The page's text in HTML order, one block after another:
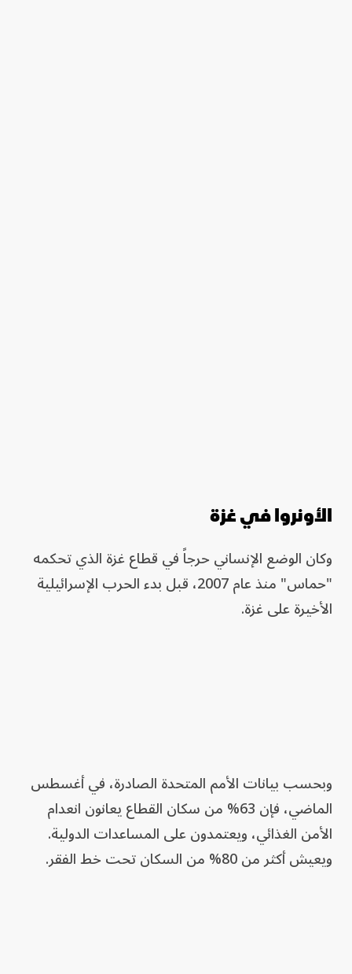
الأونروا في غزة
وكان الوضع الإنساني حرجاً في قطاع غزة الذي تحكمه
"حماس" منذ عام 2007، قبل بدء الحرب الإسرائيلية
الأخيرة على غزة.
وبحسب بيانات الأمم المتحدة الصادرة، في أغسطس
الماضي، فإن 63% من سكان القطاع يعانون انعدام
الأمن الغذائي، ويعتمدون على المساعدات الدولية.
ويعيش أكثر من 80% من السكان تحت خط الفقر.